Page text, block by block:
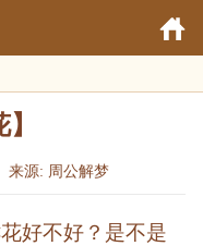
来源: 周公解梦
好不好？是不是